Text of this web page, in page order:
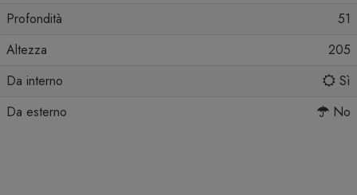
Profondità
51
Altezza
205
Da interno
Sì
Da esterno
No